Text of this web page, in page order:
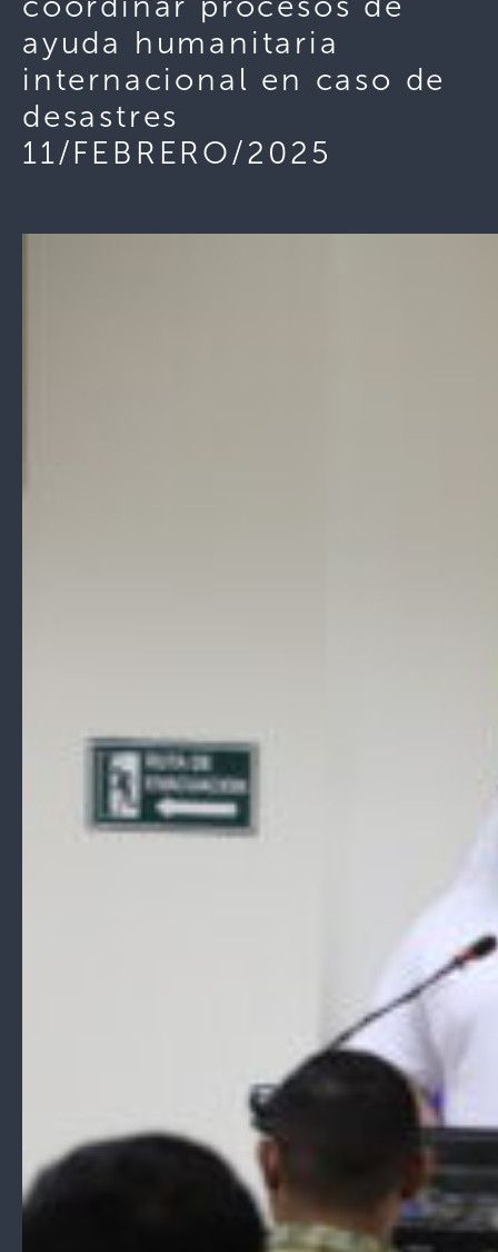
ayuda humanitaria
internacional en caso de
desastres
11/FEBRERO/2025